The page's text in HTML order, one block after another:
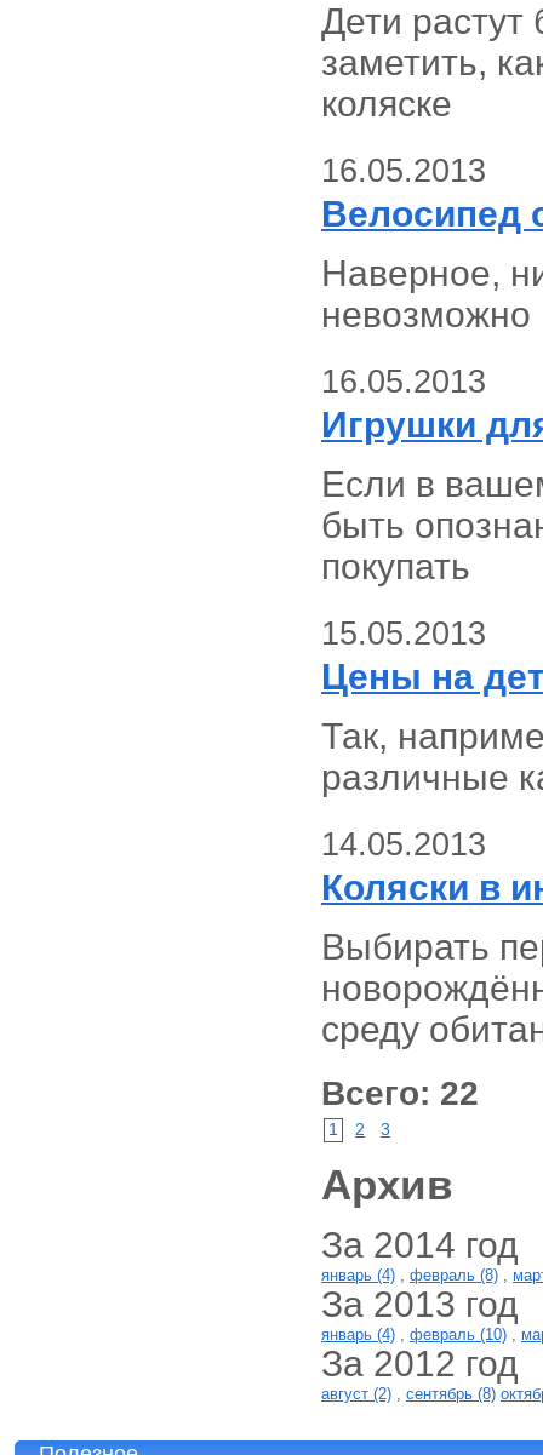
Дети растут
заметить,
коляске
16.05.2013
Велосипед
Наверное,
невозможно
16.05.2013
Игрушки
Если в
быть
покупать
15.05.2013
Цены на
Так,
различные
14.05.2013
Коляски в
Выбирать
среду
Всего: 22
1 2 3
Архив
За 2014 год
январь (4) , февраль (8) ,
За 2013 год
январь (4) , февраль (10) ,
За 2012 год
август (2) , сентябрь (8)